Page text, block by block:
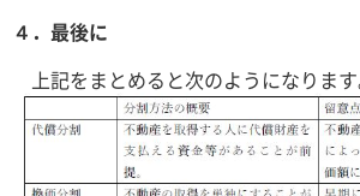
４．最後に
上記をまとめると次のようになります